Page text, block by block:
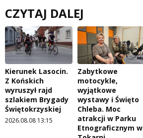
CZYTAJ DALEJ
Kierunek Lasocin.
Z Końskich
wyruszył rajd
szlakiem Brygady
Świętokrzyskiej
2026.08.08 13:15
Zabytkowe
motocykle,
wyjątkowe
wystawy i Święto
Chleba. Moc
atrakcji w Parku
Etnograficznym w